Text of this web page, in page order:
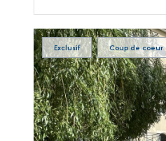
Exclusif Coup de coeur